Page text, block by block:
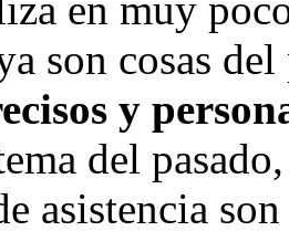
son cosas
y
del
asistencia